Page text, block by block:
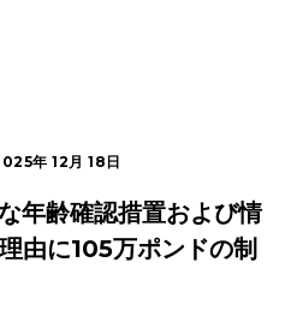
年 12月 18日
齢確認措置および情
由に105万ポンドの制